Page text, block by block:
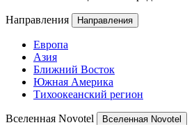
Направления Направления
Европа
Азия
Ближний Восток
Южная Америка
Тихоокеанский регион
Вселенная Novotel Вселенная Novotel